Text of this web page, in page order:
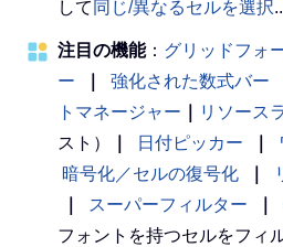
して 同じ/異なるセルを選択
注目の機能： グリッドフォ
ー
強化された数式バー
トマネージャー
リソース
スト）
日付ピッカー
暗号化／セルの復号化
スーパーフィルター
フォントを持つセルをフィ